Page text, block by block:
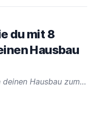
du mit 8
Hausbau
Wie du mit 8 cleveren Schritten deinen Hausbau zum Erfolg machst